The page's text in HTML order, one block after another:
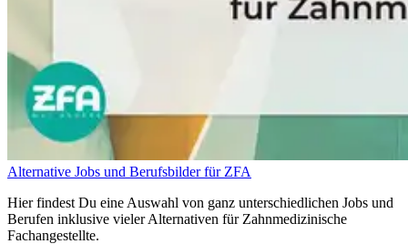
Alternative Jobs und Berufsbilder für ZFA
Hier findest Du eine Auswahl von ganz unterschiedlichen Jobs und
Berufen inklusive vieler Alternativen für Zahnmedizinische
Fachangestellte.